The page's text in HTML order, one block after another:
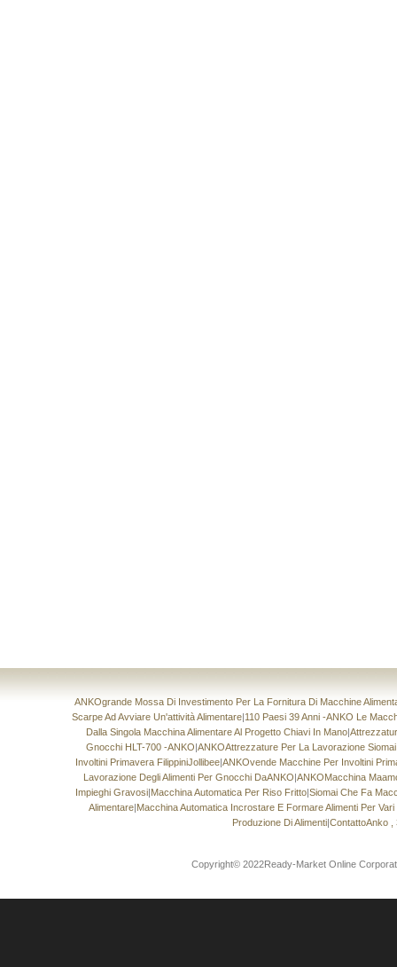
ANKOgrande Mossa Di Investimento Per La Fornitura Di Macchine
Scarpe Ad Avviare Un'attività Alimentare|110 Paesi 39 Anni -ANKO Le
Dalla Singola Macchina Alimentare Al Progetto Chiavi In ​​mano|
Gnocchi HLT-700 -ANKO|ANKOAttrezzature Per La Lavorazione
Involtini Primavera FilippiniJollibee|ANKOvende Macchine Per Involtini
Lavorazione Degli Alimenti Per Gnocchi DaANKO|ANKOMacchina
Impieghi Gravosi|Macchina Automatica Per Riso Fritto|Siomai Che Fa
Alimentare|Macchina Automatica Incrostare E Formare Alimenti Per
Produzione Di Alimenti|ContattoAnko ,
Copyright© 2022Ready-Market Online